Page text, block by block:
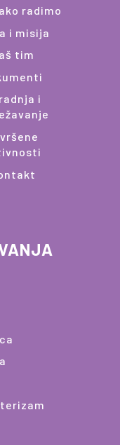
radimo
i misija
tim
i